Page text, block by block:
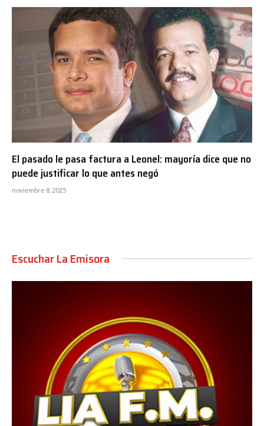
El pasado le pasa factura a Leonel: mayoría dice que no
puede justificar lo que antes negó
noviembre 8, 2025
Escuchar La Emisora